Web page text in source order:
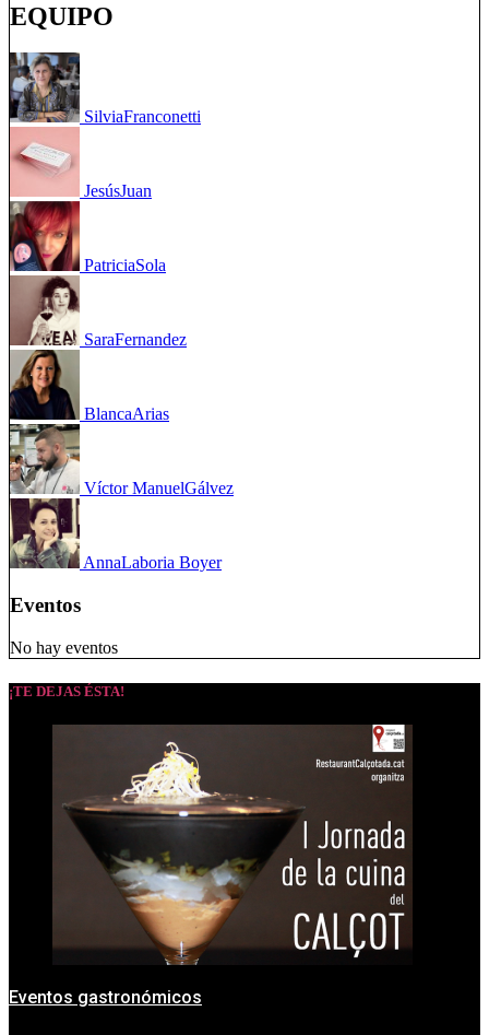
EQUIPO
SilviaFranconetti
JesúsJuan
PatriciaSola
SaraFernandez
BlancaArias
Víctor ManuelGálvez
AnnaLaboria Boyer
Eventos
No hay eventos
¡TE DEJAS ÉSTA!
Eventos gastronómicos